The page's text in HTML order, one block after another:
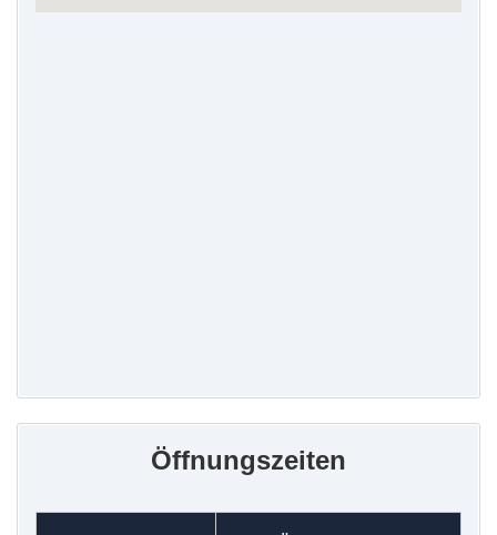
Öffnungszeiten